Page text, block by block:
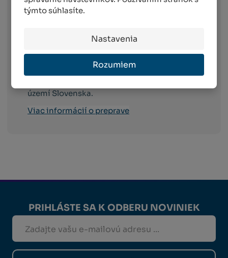
týmto súhlasíte.
Nastavenia
Rozumiem
skladom).
v prípade spôsobu platby dobierkou a GP
webpay).
Slovak Parcel Service (PPL)
území Slovenska.
Viac informácií o preprave
PRIHLÁSTE SA K ODBERU NOVINIEK